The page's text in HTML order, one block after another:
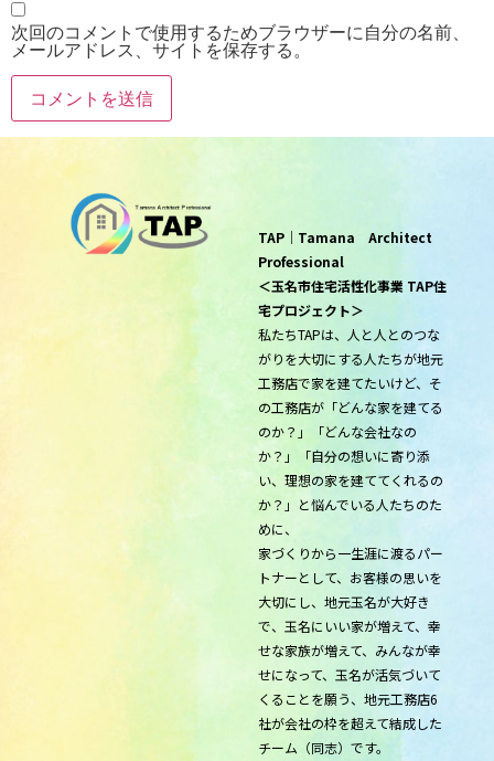
次回のコメントで使用するためブラウザーに自分の名前、
メールアドレス、サイトを保存する。
TAP｜Tamana Architect
Professional
＜玉名市住宅活性化事業 TAP住
宅プロジェクト＞
私たちTAPは、人と人とのつな
がりを大切にする人たちが地元
工務店で家を建てたいけど、そ
の工務店が「どんな家を建てる
のか？」「どんな会社なの
か？」「自分の想いに寄り添
い、理想の家を建ててくれるの
か？」と悩んでいる人たちのた
めに、
家づくりから一生涯に渡るパー
トナーとして、お客様の思いを
大切にし、地元玉名が大好き
で、玉名にいい家が増えて、幸
せな家族が増えて、みんなが幸
せになって、玉名が活気づいて
くることを願う、地元工務店6
社が会社の枠を超えて結成した
チーム（同志）です。